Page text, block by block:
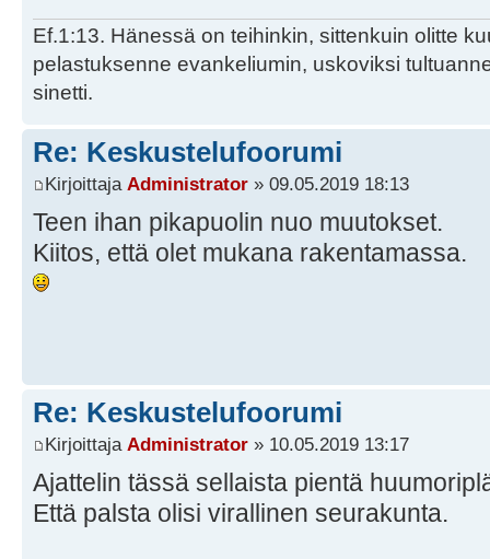
Ef.1:13. Hänessä on teihinkin, sittenkuin olitte
pelastuksenne evankeliumin, uskoviksi
sinetti.
Re: Keskustelufoorumi
Kirjoittaja Administrator » 09.05.2019 18:13
Teen ihan pikapuolin nuo muutokset.
Kiitos, että olet mukana rakentamassa.
Re: Keskustelufoorumi
Kirjoittaja Administrator » 10.05.2019 13:17
Ajattelin tässä sellaista pientä
Että palsta olisi virallinen seurakunta.